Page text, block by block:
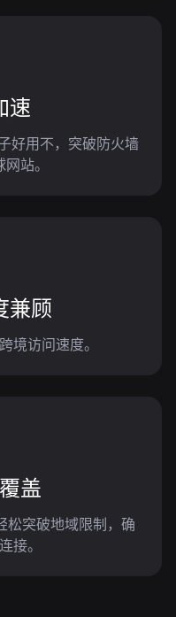
速
好用不，突破防火墙
站。
兼顾
境访问速度。
盖
松突破地域限制，确
接。